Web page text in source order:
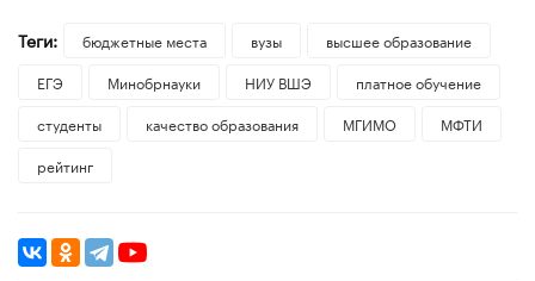
Теги: бюджетные места вузы
высшее образование
ЕГЭ
Минобрнауки НИУ ВШЭ
платное обучение
студенты
качество образования МГИМО
МФТИ
рейтинг